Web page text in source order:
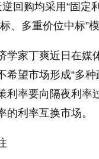
回购均采用“固定
、多重价位中标”
学家丁爽近日在媒
希望市场形成“多
利率要向隔夜利率
利率互换市场。